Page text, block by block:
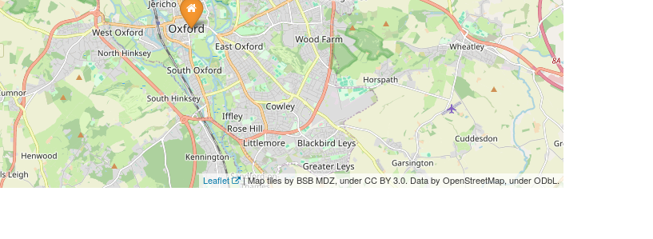
Leaflet | Map tiles by BSB MDZ, under CC BY 3.0. Data by OpenStreetMap, under ODbL.